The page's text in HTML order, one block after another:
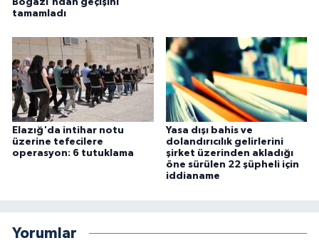
tamamladı
Elazığ'da intihar notu
üzerine tefecilere
operasyon: 6 tutuklama
Yasa dışı bahis ve
dolandırıcılık gelirlerini
şirket üzerinden akladığı
öne sürülen 22 şüpheli için
iddianame
Yorumlar